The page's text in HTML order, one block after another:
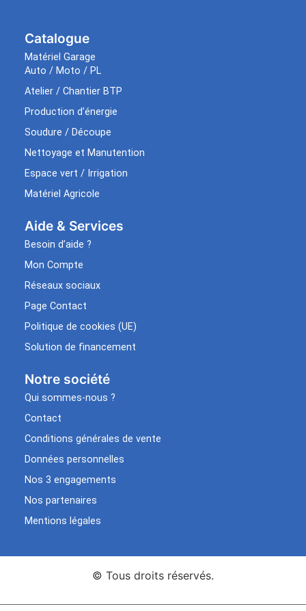
Catalogue
Matériel Garage
Auto / Moto / PL
Atelier / Chantier BTP
Production d’énergie
Soudure / Découpe
Nettoyage et Manutention
Espace vert / Irrigation
Matériel Agricole
Aide & Services​
Besoin d’aide ?
Mon Compte
Réseaux sociaux
Page Contact
Politique de cookies (UE)
Solution de financement
Notre société
Qui sommes-nous ?
Contact
Conditions générales de vente
Données personnelles
Nos 3 engagements
Nos partenaires
Mentions légales
© Tous droits réservés.